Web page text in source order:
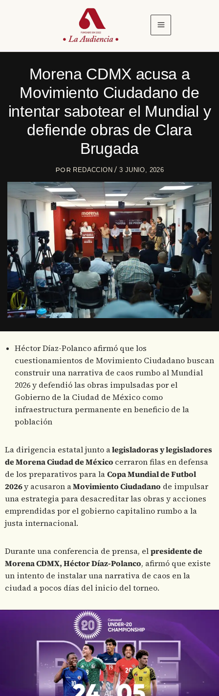
Morena CDMX acusa a
Movimiento Ciudadano de
intentar sabotear el Mundial y
defiende obras de Clara
Brugada
POR REDACCION/3 JUNIO, 2026
Héctor Díaz-Polanco afirmó que los
cuestionamientos de Movimiento Ciudadano buscan
construir una narrativa de caos rumbo al Mundial
2026 y defendió las obras impulsadas por el
Gobierno de la Ciudad de México como
infraestructura permanente en beneficio de la
población
La dirigencia estatal junto alegisladoras y legisladores
de Morena Ciudad de México cerraron filas en defensa
de los preparativos para laCopa Mundial de Futbol
2026y acusaron aMovimiento Ciudadano de impulsar
una estrategia para desacreditar las obras y acciones
emprendidas por el gobierno capitalino rumbo a la
justa internacional.
Durante una conferencia de prensa, elpresidente de
Morena CDMX, Héctor Díaz-Polanco, afirmó que existe
un intento de instalar una narrativa de caos en la
ciudad a pocos días del inicio del torneo.